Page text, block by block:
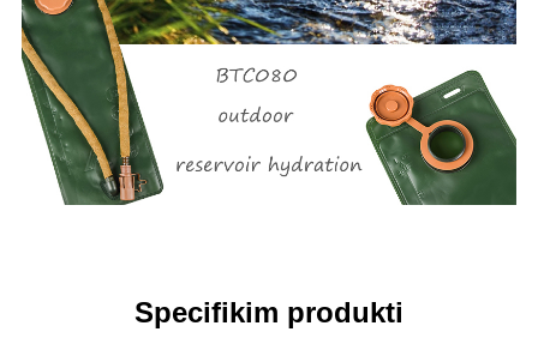
Specifikim produkti